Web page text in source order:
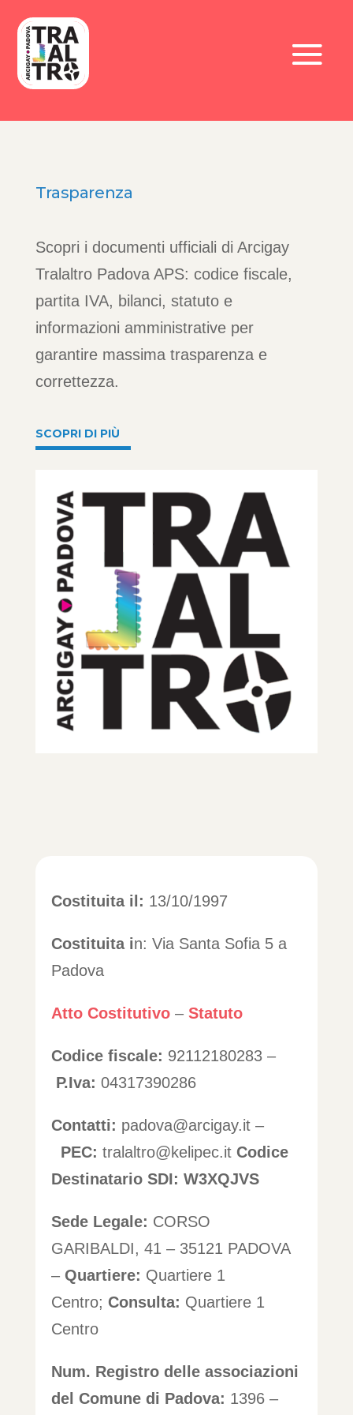
Trasparenza
Scopri i documenti ufficiali di Arcigay
Tralaltro Padova APS: codice fiscale,
partita IVA, bilanci, statuto e
informazioni amministrative per
garantire massima trasparenza e
correttezza.
SCOPRI DI PIÙ
Costituita il: 13/10/1997
Costituita in: Via Santa Sofia 5 a
Padova
Atto Costitutivo– Statuto
Codice fiscale: 92112180283 –
P.Iva: 04317390286
Contatti: padova@arcigay.it –
PEC: tralaltro@kelipec.it Codice
Destinatario SDI: W3XQJVS
Sede Legale: CORSO
GARIBALDI, 41 – 35121 PADOVA
– Quartiere: Quartiere 1
Centro; Consulta: Quartiere 1
Centro
Num. Registro delle associazioni
del Comune di Padova: 1396 –